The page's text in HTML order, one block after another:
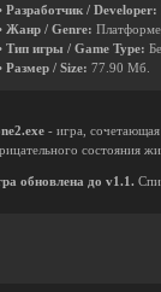
Разработчик / Developer:
Жанр / Genre:
Тип игры / Game Type:
Размер / Size: 77.90 Мб.
- игра, сочетающая
состояния
обновлена до v1.1.